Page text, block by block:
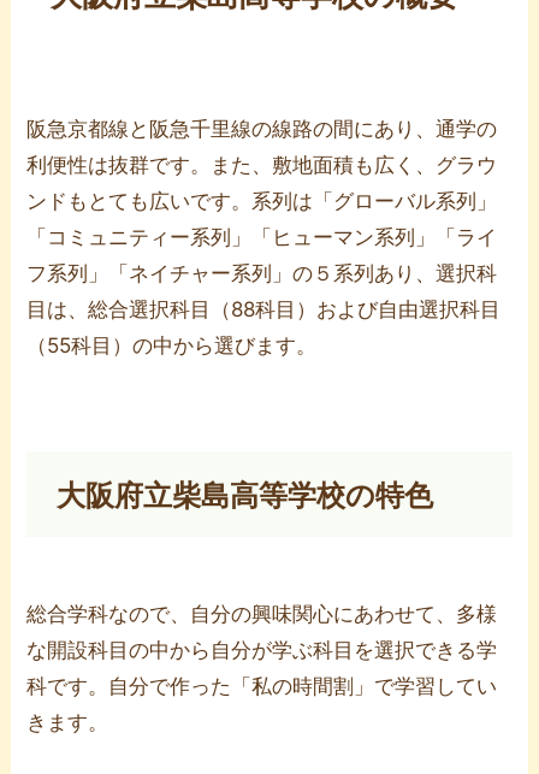
阪急京都線と阪急千里線の線路の間にあり、通学の
利便性は抜群です。また、敷地面積も広く、グラウ
ンドもとても広いです。系列は「グローバル系列」
「コミュニティー系列」「ヒューマン系列」「ライ
フ系列」「ネイチャー系列」の５系列あり、選択科
目は、総合選択科目（88科目）および自由選択科目
（55科目）の中から選びます。
大阪府立柴島高等学校の特色
総合学科なので、自分の興味関心にあわせて、多様
な開設科目の中から自分が学ぶ科目を選択できる学
科です。自分で作った「私の時間割」で学習してい
きます。